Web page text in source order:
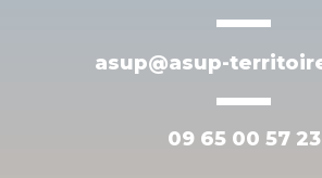
asup@asup-
09 65 00 57 23